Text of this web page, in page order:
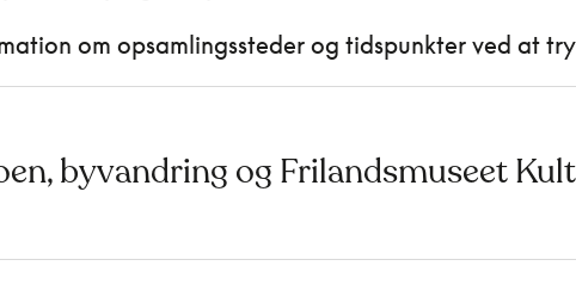
om opsamlingssteder og tidspunkter ved at
byvandring og Frilandsmuseet